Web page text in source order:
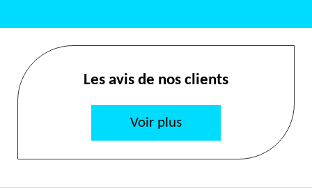
Les avis de nos clients
Voir plus